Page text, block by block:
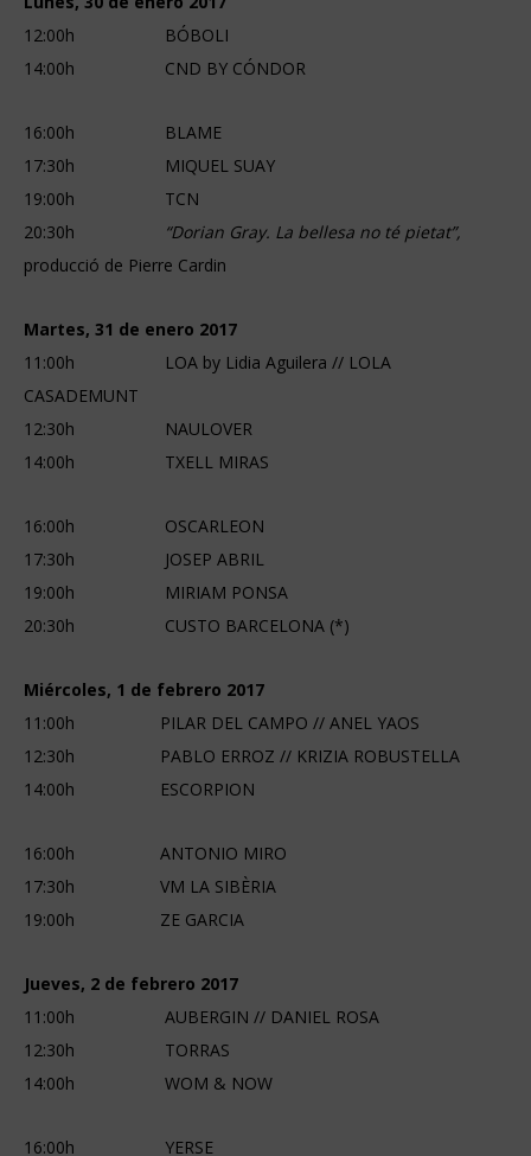
12:00h BÓBOLI
14:00h CND BY CÓNDOR
16:00h BLAME
17:30h MIQUEL SUAY
19:00h TCN
20:30h
“Dorian Gray. La bellesa no té pietat”,
producció de Pierre Cardin
Martes, 31 de enero 2017
11:00h LOA by Lidia Aguilera // LOLA
CASADEMUNT
12:30h NAULOVER
14:00h TXELL MIRAS
16:00h OSCARLEON
17:30h JOSEP ABRIL
19:00h MIRIAM PONSA
20:30h CUSTO BARCELONA (*)
Miércoles, 1 de febrero 2017
11:00h PILAR DEL CAMPO // ANEL YAOS
12:30h PABLO ERROZ // KRIZIA ROBUSTELLA
14:00h ESCORPION
16:00h ANTONIO MIRO
17:30h VM LA SIBÈRIA
19:00h ZE GARCIA
Jueves, 2 de febrero 2017
11:00h AUBERGIN // DANIEL ROSA
12:30h TORRAS
14:00h WOM & NOW
16:00h YERSE